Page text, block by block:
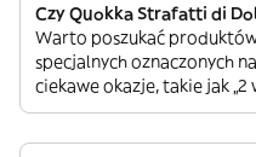
Czy Quokka Strafatti di
Warto poszukać
specjalnych oznaczonych
ciekawe okazje, takie jak „2